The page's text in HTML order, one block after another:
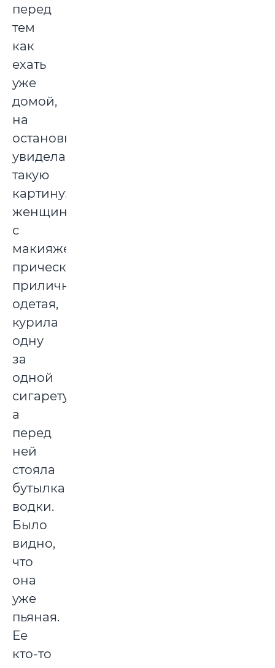
перед
тем
как
ехать
уже
домой,
на
остановке
увидела
такую
картину:
женщина
с
макияжем,
прической,
прилично
одетая,
курила
одну
за
одной
сигарету,
а
перед
ней
стояла
бутылка
водки.
Было
видно,
что
она
уже
пьяная.
Ее
кто-то